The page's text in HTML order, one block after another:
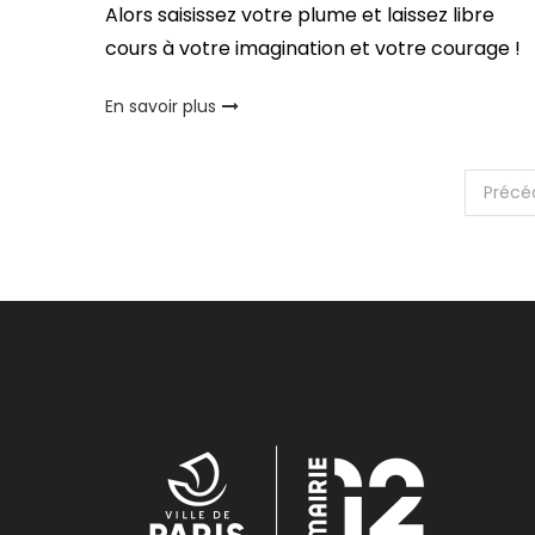
Alors saisissez votre plume et laissez libre
cours à votre imagination et votre courage !
En savoir plus